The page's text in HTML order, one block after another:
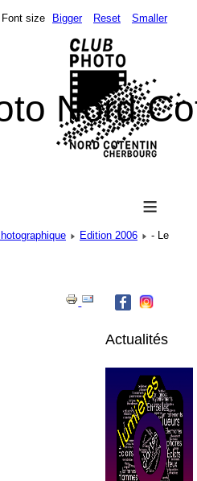
Nord
Font size Bigger Reset Smaller
≡
Edition 2006
- Le
Actualités